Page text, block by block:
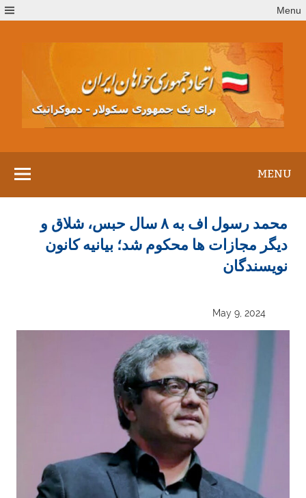
to
Menu
MENU
محمد رسول اف به ۸ سال حبس، شلاق و
دیگر مجازات ها محکوم شد؛ بیانیه کانون
نویسندگان
May 9, 2024